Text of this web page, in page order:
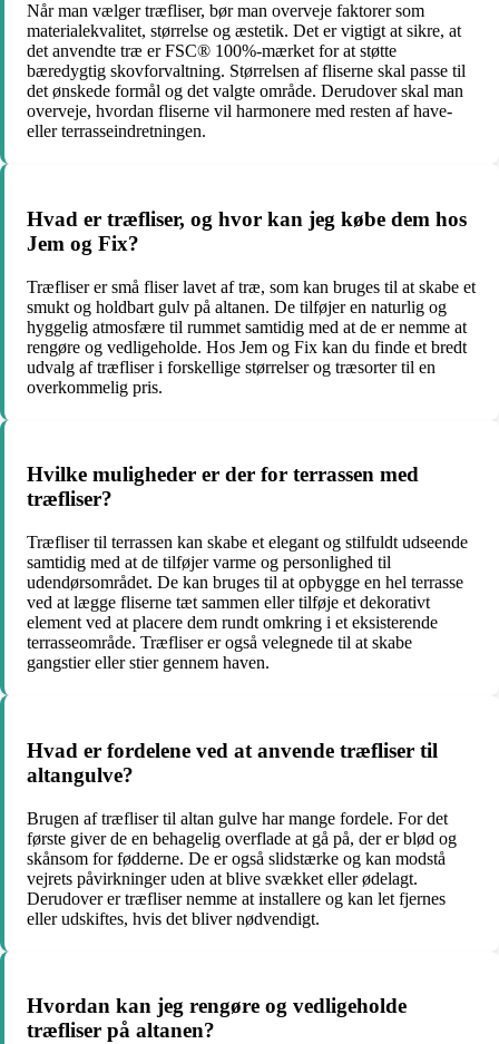
Når man vælger træfliser, bør man overveje faktorer som
materialekvalitet, størrelse og æstetik. Det er vigtigt at sikre, at
det anvendte træ er FSC® 100%-mærket for at støtte
bæredygtig skovforvaltning. Størrelsen af fliserne skal passe til
det ønskede formål og det valgte område. Derudover skal man
overveje, hvordan fliserne vil harmonere med resten af have-
eller terrasseindretningen.
Hvad er træfliser, og hvor kan jeg købe dem hos
Jem og Fix?
Træfliser er små fliser lavet af træ, som kan bruges til at skabe et
smukt og holdbart gulv på altanen. De tilføjer en naturlig og
hyggelig atmosfære til rummet samtidig med at de er nemme at
rengøre og vedligeholde. Hos Jem og Fix kan du finde et bredt
udvalg af træfliser i forskellige størrelser og træsorter til en
overkommelig pris.
Hvilke muligheder er der for terrassen med
træfliser?
Træfliser til terrassen kan skabe et elegant og stilfuldt udseende
samtidig med at de tilføjer varme og personlighed til
udendørsområdet. De kan bruges til at opbygge en hel terrasse
ved at lægge fliserne tæt sammen eller tilføje et dekorativt
element ved at placere dem rundt omkring i et eksisterende
terrasseområde. Træfliser er også velegnede til at skabe
gangstier eller stier gennem haven.
Hvad er fordelene ved at anvende træfliser til
altangulve?
Brugen af træfliser til altan gulve har mange fordele. For det
første giver de en behagelig overflade at gå på, der er blød og
skånsom for fødderne. De er også slidstærke og kan modstå
vejrets påvirkninger uden at blive svækket eller ødelagt.
Derudover er træfliser nemme at installere og kan let fjernes
eller udskiftes, hvis det bliver nødvendigt.
Hvordan kan jeg rengøre og vedligeholde
træfliser på altanen?